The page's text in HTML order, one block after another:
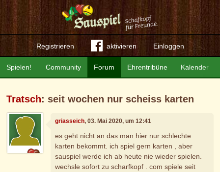
Registrieren aktivieren Einloggen
Community Forum Ehrentribüne Kalender
Spielen!
Tratsch: seit wochen nur scheiss karten
griasseich, 03. Mai 2020, um 12:41
es geht nicht an das man hier nur schlechte
karten bekommt. ich spiel gern karten , aber
sauspiel werde ich ab heute nie wieder spielen.
wechsle sofort zu scharfkopf . com spiele seit